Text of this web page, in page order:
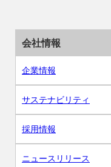
会社情報
企業情報
サステナビリティ
採用情報
ニュースリリース